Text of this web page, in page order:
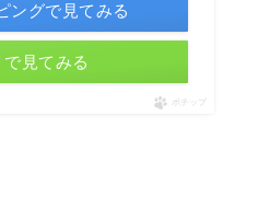
ングで見てみる
で見てみる
ポチップ